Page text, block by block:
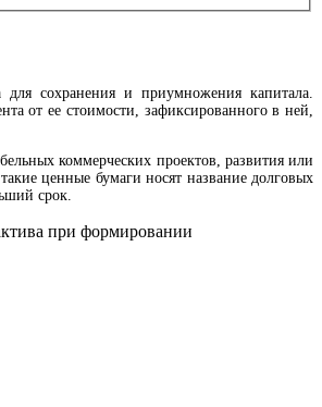
сохранения и приумножения капитала.
от ее стоимости, зафиксированного в ней,
коммерческих проектов, развития или
ценные бумаги носят название долговых
срок.
при формировании